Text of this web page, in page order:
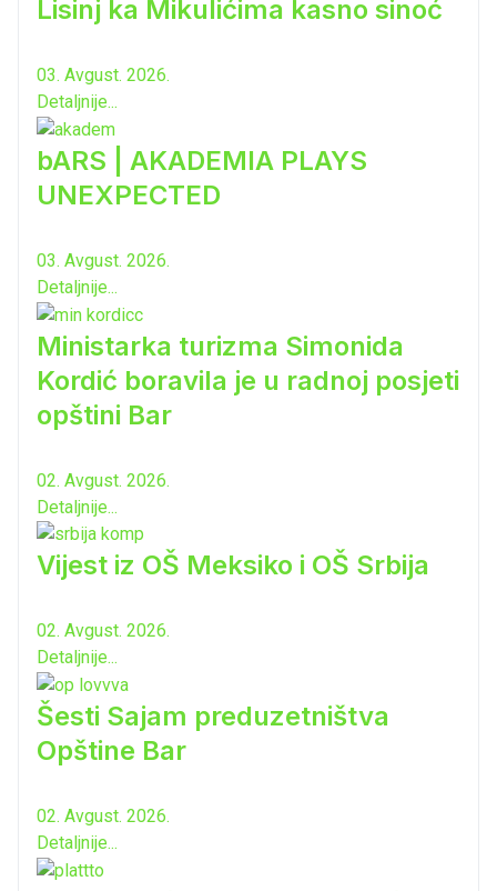
Lisinj ka Mikulićima kasno sinoć
03. Avgust. 2026.
Detaljnije...
bARS | AKADEMIA PLAYS
UNEXPECTED
03. Avgust. 2026.
Detaljnije...
Ministarka turizma Simonida
Kordić boravila je u radnoj posjeti
opštini Bar
02. Avgust. 2026.
Detaljnije...
Vijest iz OŠ Meksiko i OŠ Srbija
02. Avgust. 2026.
Detaljnije...
Šesti Sajam preduzetništva
Opštine Bar
02. Avgust. 2026.
Detaljnije...